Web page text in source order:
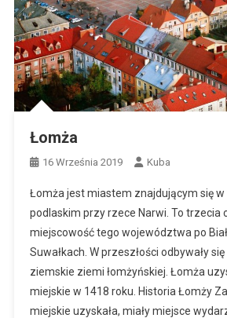
Łomża
16 Września 2019 Kuba
Łomża jest miastem znajdującym się
podlaskim przy rzece Narwi. To trzecia
miejscowość tego województwa po
Suwałkach. W przeszłości odbywały
ziemskie ziemi łomżyńskiej. Łomża
miejskie w 1418 roku. Historia Łomży
miejskie uzyskała, miały miejsce